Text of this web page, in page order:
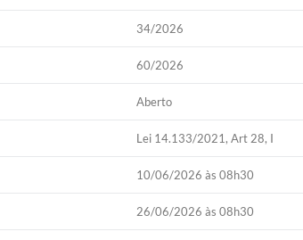
34/2026
60/2026
Aberto
Lei 14.133/2021, Art 28, I
10/06/2026 às 08h30
26/06/2026 às 08h30